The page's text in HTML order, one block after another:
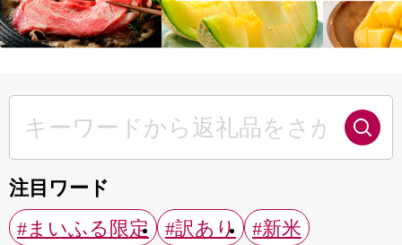
注目ワード
#まいふる限定
#訳あり
#新米